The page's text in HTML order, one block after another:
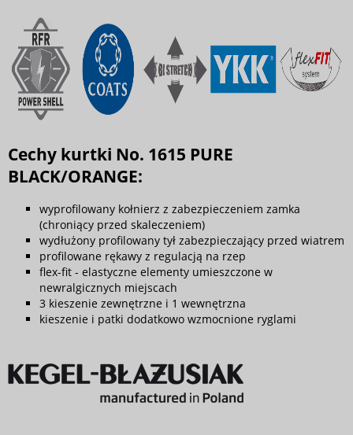
Cechy kurtki No. 1615 PURE
BLACK/ORANGE:
wyprofilowany kołnierz z zabezpieczeniem zamka
(chroniący przed skaleczeniem)
wydłużony profilowany tył zabezpieczający przed wiatrem
profilowane rękawy z regulacją na rzep
flex-fit - elastyczne elementy umieszczone w
newralgicznych miejscach
3 kieszenie zewnętrzne i 1 wewnętrzna
kieszenie i patki dodatkowo wzmocnione ryglami